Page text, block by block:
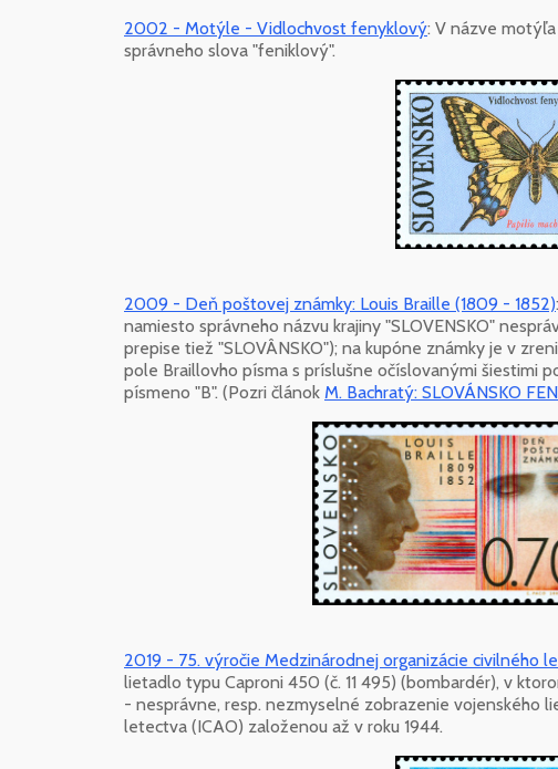
2002 - Motýle - Vidlochvost fenyklový: V názve
správneho slova "feniklový".
2009 - Deň poštovej známky: Louis Braille (1809 - 1852)
namiesto správneho názvu krajiny "SLOVENSKO"
prepise tiež "SLOVÂNSKO"); na kupóne známky je v
pole Braillovho písma s príslušne očíslovanými šiestimi
písmeno "B". (Pozri článok M. Bachratý: SLOVÁNSKO
2019 - 75. výročie Medzinárodnej organizácie civilného
lietadlo typu Caproni 450 (č. 11 495) (bombardér), v
- nesprávne, resp. nezmyselné zobrazenie vojenského
letectva (ICAO) založenou až v roku 1944.